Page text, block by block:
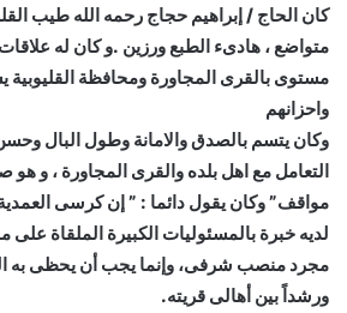
كان الحاج / إبراهيم حجاج رحمه الله طيب
متواضع ، هادىء الطبع ورزين .و كان له
مستوى بالقرى المجاورة ومحافظة القليوبية
واحزانهم
وكان يتسم بالصدق والامانة وطول البال
التعامل مع اهل بلده والقرى المجاورة ، و
مواقف” وكان يقول دائما : ” إن كرسى
لديه خبرة بالمسئوليات الكبيرة الملقاة
مجرد منصب شرفى، وإنما يجب أن يحظى به
ورشداً بين أهالى قريته.